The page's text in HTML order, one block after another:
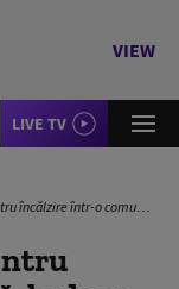
VIEW
LIVE TV
verficate: Bani pentru case părăsite și persoane emigrate